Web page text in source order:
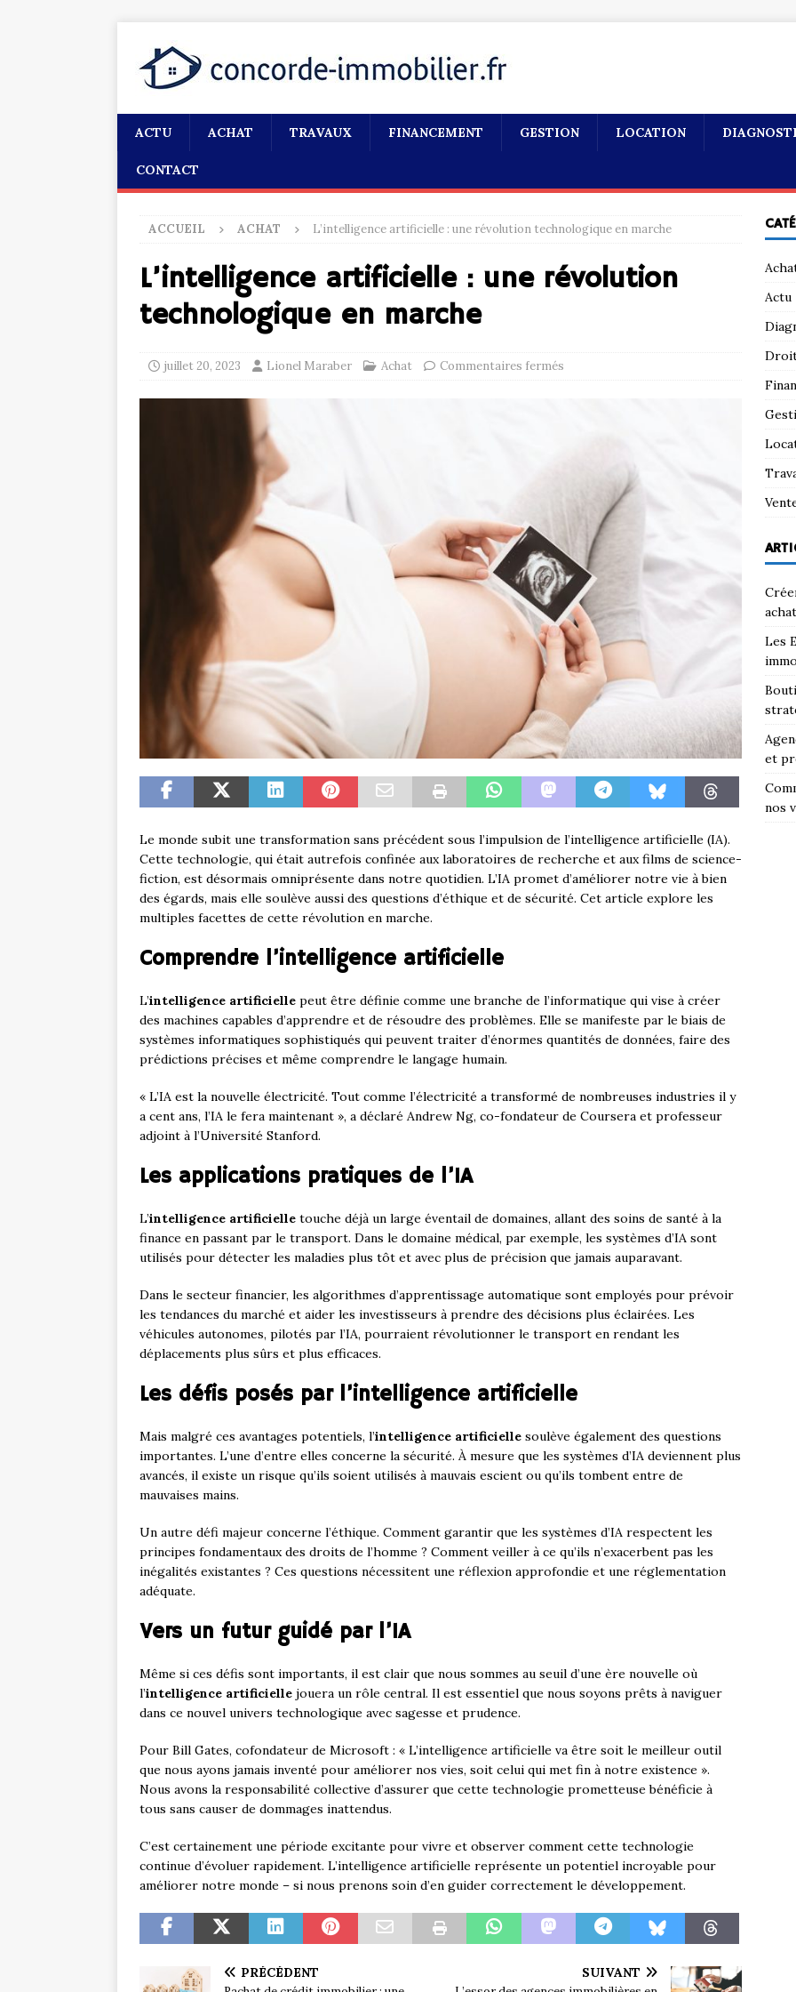
ACTU ACHAT TRAVAUX FINANCEMENT GESTION LOCATION
CONTACT
ACCUEIL ACHAT L’intelligence artificielle : une révolution technologique en marche
L’intelligence artificielle : une révolution
technologique en marche
juillet 20, 2023 Lionel Maraber Achat Commentaires fermés
Le monde subit une transformation sans précédent sous l’impulsion de l’intelligence artificielle (IA).
Cette technologie, qui était autrefois confinée aux laboratoires de recherche et aux films de science-
fiction, est désormais omniprésente dans notre quotidien. L’IA promet d’améliorer notre vie à bien
des égards, mais elle soulève aussi des questions d’éthique et de sécurité. Cet article explore les
multiples facettes de cette révolution en marche.
Comprendre l’intelligence artificielle
L’intelligence artificielle peut être définie comme une branche de l’informatique qui vise à créer
des machines capables d’apprendre et de résoudre des problèmes. Elle se manifeste par le biais de
systèmes informatiques sophistiqués qui peuvent traiter d’énormes quantités de données, faire des
prédictions précises et même comprendre le langage humain.
« L’IA est la nouvelle électricité. Tout comme l’électricité a transformé de nombreuses industries il y
a cent ans, l’IA le fera maintenant », a déclaré Andrew Ng, co-fondateur de Coursera et professeur
adjoint à l’Université Stanford.
Les applications pratiques de l’IA
L’intelligence artificielle touche déjà un large éventail de domaines, allant des soins de santé à la
finance en passant par le transport. Dans le domaine médical, par exemple, les systèmes d’IA sont
utilisés pour détecter les maladies plus tôt et avec plus de précision que jamais auparavant.
Dans le secteur financier, les algorithmes d’apprentissage automatique sont employés pour prévoir
les tendances du marché et aider les investisseurs à prendre des décisions plus éclairées. Les
véhicules autonomes, pilotés par l’IA, pourraient révolutionner le transport en rendant les
déplacements plus sûrs et plus efficaces.
Les défis posés par l’intelligence artificielle
Mais malgré ces avantages potentiels, l’intelligence artificielle soulève également des questions
importantes. L’une d’entre elles concerne la sécurité. À mesure que les systèmes d’IA deviennent plus
avancés, il existe un risque qu’ils soient utilisés à mauvais escient ou qu’ils tombent entre de
mauvaises mains.
Un autre défi majeur concerne l’éthique. Comment garantir que les systèmes d’IA respectent les
principes fondamentaux des droits de l’homme ? Comment veiller à ce qu’ils n’exacerbent pas les
inégalités existantes ? Ces questions nécessitent une réflexion approfondie et une réglementation
adéquate.
Vers un futur guidé par l’IA
Même si ces défis sont importants, il est clair que nous sommes au seuil d’une ère nouvelle où
l’intelligence artificielle jouera un rôle central. Il est essentiel que nous soyons prêts à naviguer
dans ce nouvel univers technologique avec sagesse et prudence.
Pour Bill Gates, cofondateur de Microsoft : « L’intelligence artificielle va être soit le meilleur outil
que nous ayons jamais inventé pour améliorer nos vies, soit celui qui met fin à notre existence ».
Nous avons la responsabilité collective d’assurer que cette technologie prometteuse bénéficie à
tous sans causer de dommages inattendus.
C’est certainement une période excitante pour vivre et observer comment cette technologie
continue d’évoluer rapidement. L’intelligence artificielle représente un potentiel incroyable pour
améliorer notre monde – si nous prenons soin d’en guider correctement le développement.
PRÉCÉDENT SUIVANT
Actu
Les
et
nos